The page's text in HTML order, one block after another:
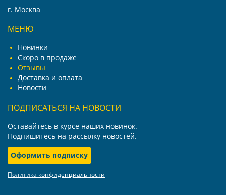
г. Москва
МЕНЮ
Новинки
Скоро в продаже
Отзывы
Доставка и оплата
Новости
ПОДПИСАТЬСЯ НА НОВОСТИ
Оставайтесь в курсе наших новинок.
Подпишитесь на рассылку новостей.
Оформить подписку
Политика конфиденциальности